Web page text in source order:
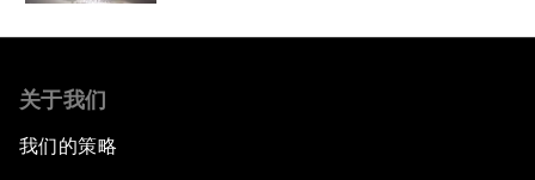
关于我们
我们的策略